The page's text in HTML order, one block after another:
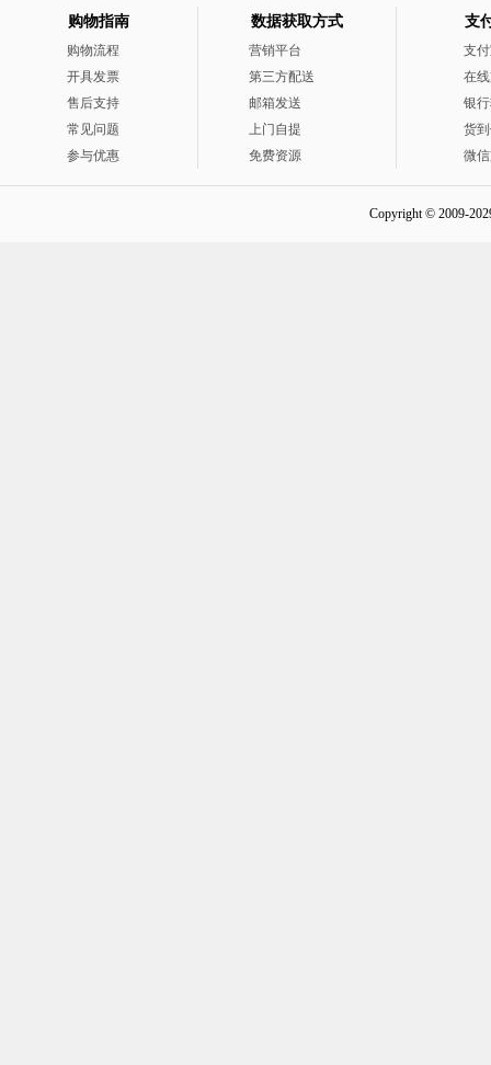
购物指南
购物流程
开具发票
售后支持
常见问题
参与优惠
数据获取方式
营销平台
第三方配送
邮箱发送
上门自提
免费资源
支
支
在
银
货
微
Copyright © 2009-